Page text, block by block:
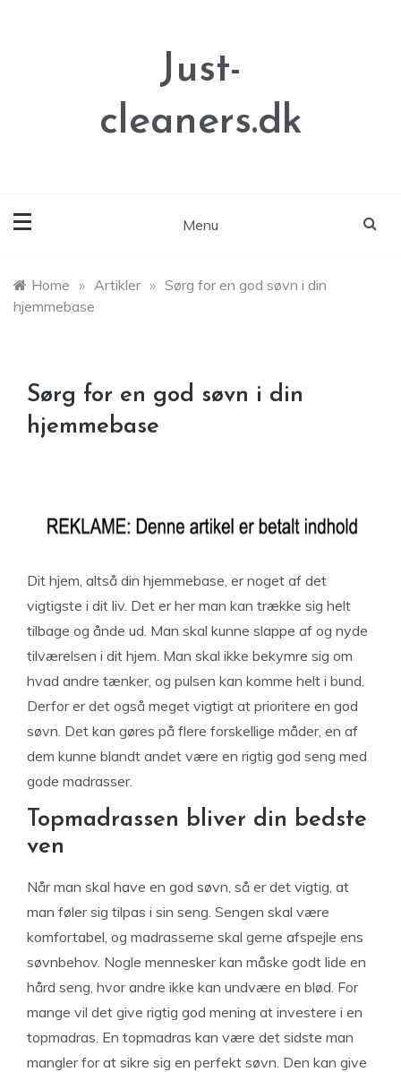
Just-
cleaners.dk
Menu
Home » Artikler » Sørg for en god søvn i din
hjemmebase
Sørg for en god søvn i din
hjemmebase
Dit hjem, altså din hjemmebase, er noget af det
vigtigste i dit liv. Det er her man kan trække sig helt
tilbage og ånde ud. Man skal kunne slappe af og nyde
tilværelsen i dit hjem. Man skal ikke bekymre sig om
hvad andre tænker, og pulsen kan komme helt i bund.
Derfor er det også meget vigtigt at prioritere en god
søvn. Det kan gøres på flere forskellige måder, en af
dem kunne blandt andet være en rigtig god seng med
gode madrasser.
Topmadrassen bliver din bedste
ven
Når man skal have en god søvn, så er det vigtig, at
man føler sig tilpas i sin seng. Sengen skal være
komfortabel, og madrasserne skal gerne afspejle ens
søvnbehov. Nogle mennesker kan måske godt lide en
hård seng, hvor andre ikke kan undvære en blød. For
mange vil det give rigtig god mening at investere i en
topmadras. En topmadras kan være det sidste man
mangler for at sikre sig en perfekt søvn. Den kan give